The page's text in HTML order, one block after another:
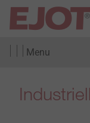
Menu